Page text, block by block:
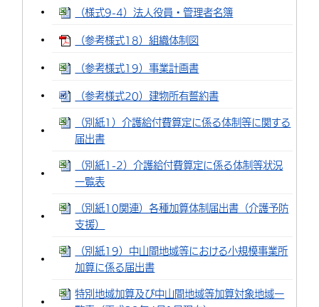
（様式9-4）法人役員・管理者名簿
（参考様式18）組織体制図
（参考様式19）事業計画書
（参考様式20）建物所有誓約書
（別紙1）介護給付費算定に係る体制等に関する
届出書
（別紙1-2）介護給付費算定に係る体制等状況
一覧表
（別紙10関連）各種加算体制届出書（介護予防
支援）
（別紙19）中山間地域等における小規模事業所
加算に係る届出書
特別地域加算及び中山間地域等加算対象地域一